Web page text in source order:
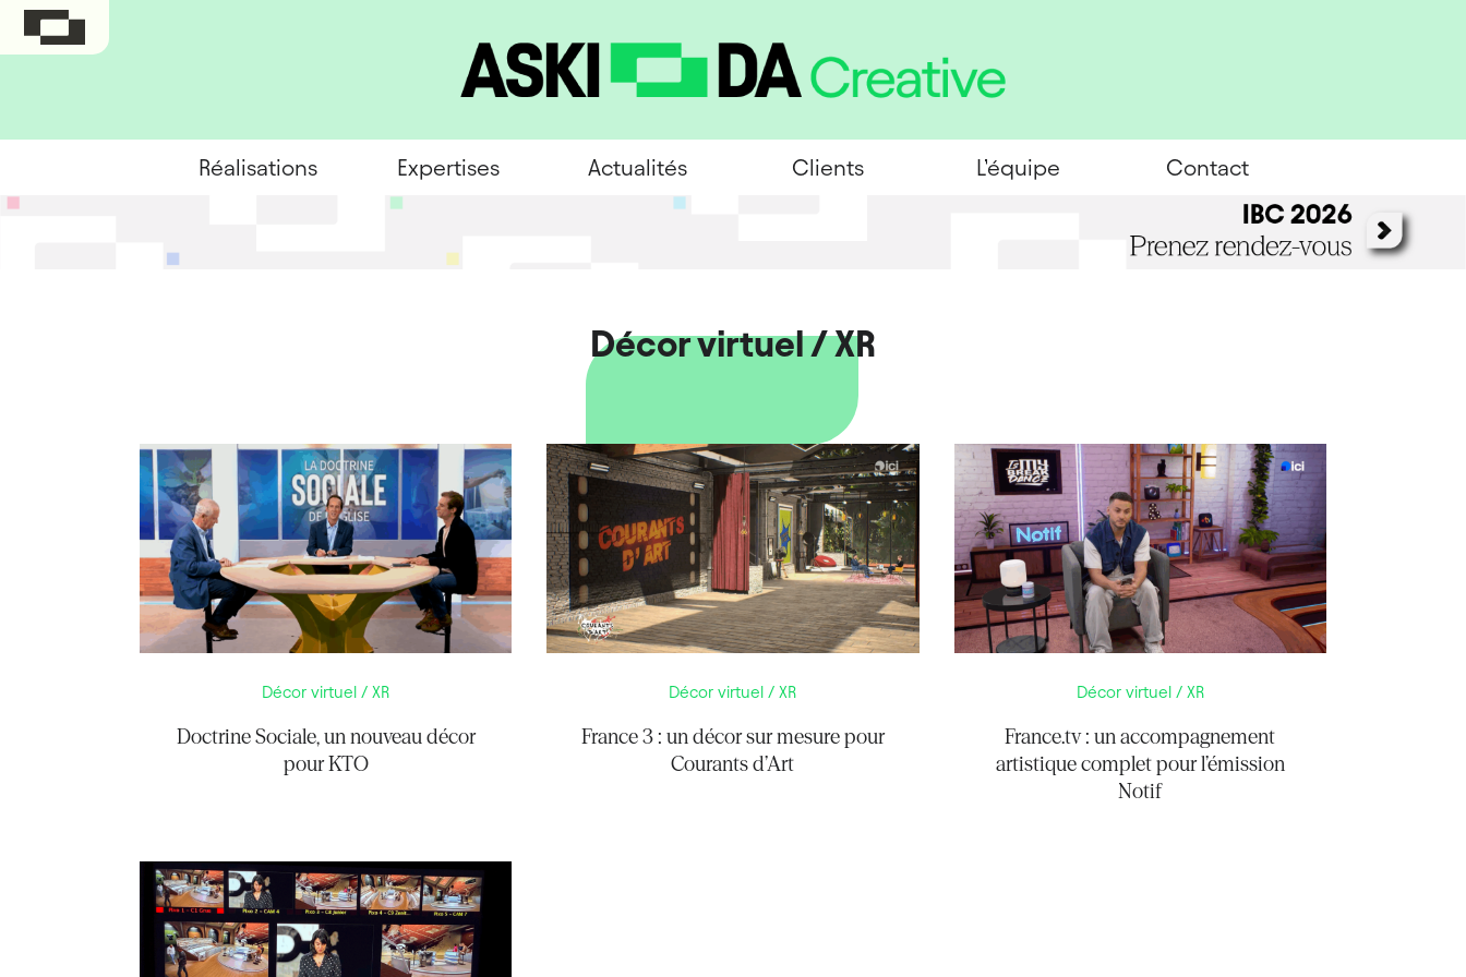
Réalisations Expertises Actualités Clients L’équipe Contact
Décor virtuel / XR
Décor virtuel / XR
Doctrine Sociale, un nouveau décor
pour KTO
Décor virtuel / XR
France 3 : un décor sur mesure pour
Courants d’Art
Décor virtuel / XR
France.tv : un accompagnement
artistique complet pour l’émission
Notif